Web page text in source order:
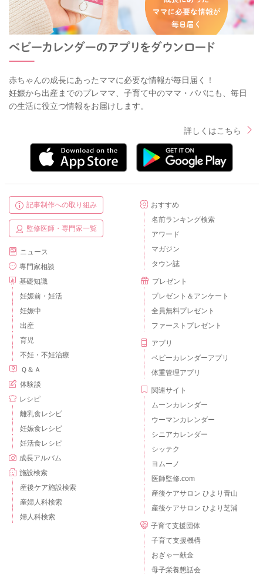
赤ちゃんの成長にあったママに必要な情報が毎日届く！
妊娠から出産までのプレママ、子育て中のママ・パパにも、毎日
の生活に役立つ情報をお届けします。
詳しくはこちら
記事制作への取り組み
監修医師・専門家一覧
ニュース
専門家相談
基礎知識
妊娠前・妊活
妊娠中
出産
育児
不妊・不妊治療
Ｑ＆Ａ
体験談
レシピ
離乳食レシピ
妊娠食レシピ
妊活食レシピ
成長アルバム
施設検索
産後ケア施設検索
産婦人科検索
婦人科検索
おすすめ
名前ランキング検索
アワード
マガジン
タウン誌
プレゼント
プレゼント＆アンケート
全員無料プレゼント
ファーストプレゼント
アプリ
ベビーカレンダーアプリ
体重管理アプリ
関連サイト
ムーンカレンダー
ウーマンカレンダー
シニアカレンダー
シッテク
ヨムーノ
医師監修.com
産後ケアサロン ひより青山
産後ケアサロン ひより芝浦
子育て支援団体
子育て支援機構
おぎゃー献金
母子栄養懇話会